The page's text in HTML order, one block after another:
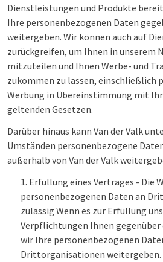
Dienstleistungen und Produkte
Ihre personenbezogenen Daten
weitergeben. Wir können auch auf
zurückgreifen, um Ihnen in unserem
mitzuteilen und Ihnen Werbe- und
zukommen zu lassen, einschließlich
Werbung in Übereinstimmung mit
geltenden Gesetzen.
Darüber hinaus kann Van der Valk
Umständen personenbezogene
außerhalb von Van der Valk
Erfüllung eines Vertrages - Die
personenbezogenen Daten an
zulässig Wenn es zur Erfüllung
Verpflichtungen Ihnen
wir Ihre personenbezogenen
Drittorganisationen weitergeben.